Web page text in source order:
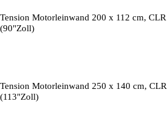
Tension Motorleinwand 200 x 112 cm,
(90"Zoll)
Tension Motorleinwand 250 x 140 cm,
(113"Zoll)